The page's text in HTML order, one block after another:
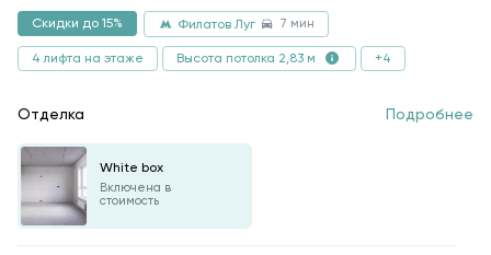
Скидки до 15% Филатов Луг 7 мин
4 лифта на этаже Высота потолка 2,83 м +4
Отделка Подробнее
White box
Включена в
стоимость